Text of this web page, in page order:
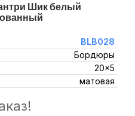
Шик белый
BLB028
Бордюры
20x5
матовая